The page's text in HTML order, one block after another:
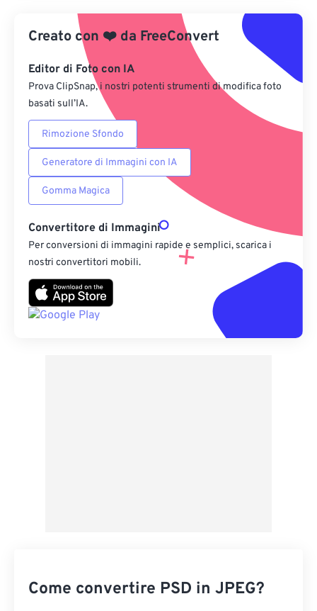
Applica da preimpostazione
Salva come predefinito
Creato con ❤️ da FreeConvert
Editor di Foto con IA
Prova ClipSnap, i nostri potenti strumenti di modifica foto
basati sull’IA.
Rimozione Sfondo
Generatore di Immagini con IA
Gomma Magica
Convertitore di Immagini
Per conversioni di immagini rapide e semplici, scarica i
nostri convertitori mobili.
Come convertire PSD in JPEG?